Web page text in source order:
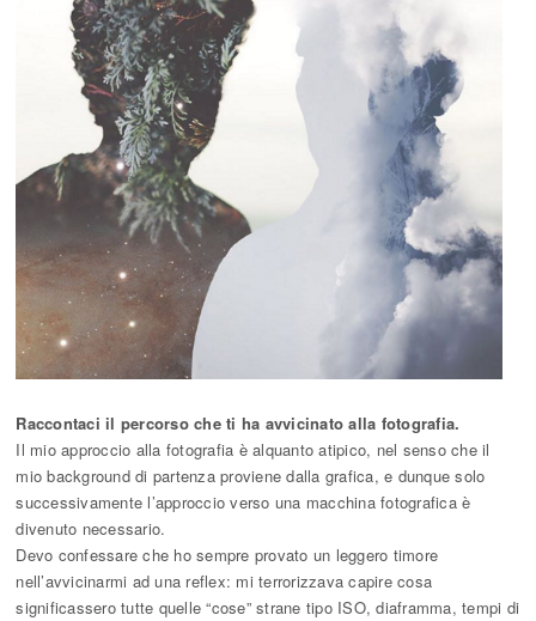
Raccontaci il percorso che ti ha avvicinato alla fotografia.
Il mio approccio alla fotografia è alquanto atipico, nel senso che il
mio background di partenza proviene dalla grafica, e dunque solo
successivamente l’approccio verso una macchina fotografica è
divenuto necessario.
Devo confessare che ho sempre provato un leggero timore
nell’avvicinarmi ad una reflex: mi terrorizzava capire cosa
significassero tutte quelle “cose” strane tipo ISO, diaframma, tempi di